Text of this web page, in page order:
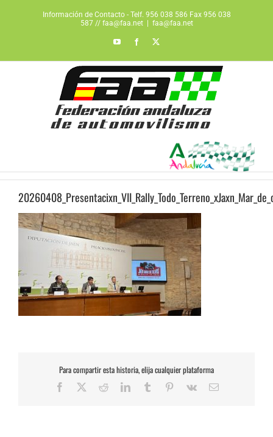
Información de Contacto - Telf. 956 038 586 Fax 956 038
587 // faa@faa.net
faa@faa.net
YouTubeFacebook
Para compartir esta historia, elija cualquier plataforma
Facebook RedditLinkedInTumblr Pinterest
Vk
Correo